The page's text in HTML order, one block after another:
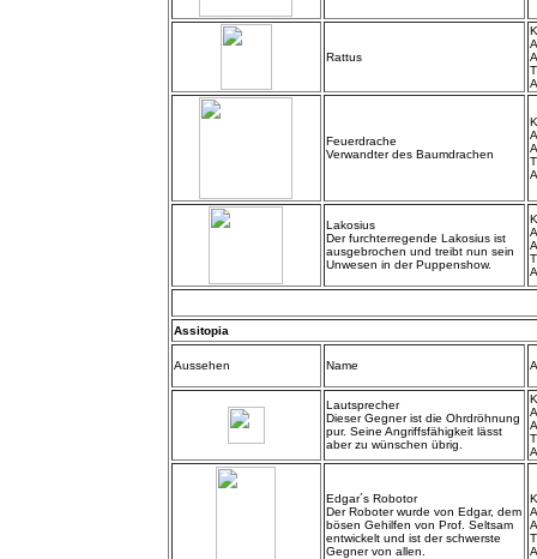
Rattus
Feuerdrache
Verwandter des Baumdrachen
Lakosius
Der furchterregende Lakosius ist
ausgebrochen und treibt nun sein
Unwesen in der Puppenshow.
Assitopia
Aussehen Name
Lautsprecher
Dieser Gegner ist die Ohrdröhnung
pur. Seine Angriffsfähigkeit lässt
aber zu wünschen übrig.
Edgar´s Robotor
Der Roboter wurde von Edgar, dem
bösen Gehilfen von Prof. Seltsam
entwickelt und ist der schwerste
Gegner von allen.